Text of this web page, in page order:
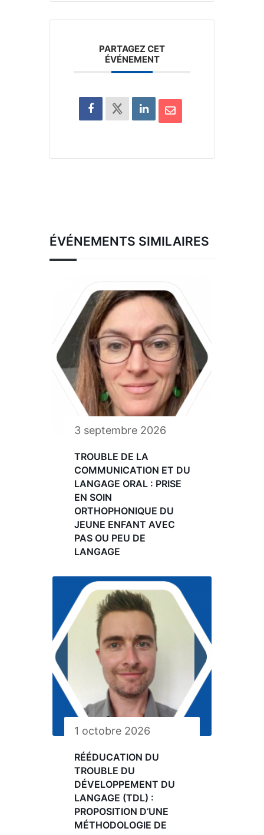
PARTAGEZ CET
ÉVÉNEMENT
ÉVÉNEMENTS SIMILAIRES
3 septembre 2026
TROUBLE DE LA
COMMUNICATION ET DU
LANGAGE ORAL : PRISE
EN SOIN
ORTHOPHONIQUE DU
JEUNE ENFANT AVEC
PAS OU PEU DE
LANGAGE
1 octobre 2026
RÉÉDUCATION DU
TROUBLE DU
DÉVELOPPEMENT DU
LANGAGE (TDL) :
PROPOSITION D’UNE
MÉTHODOLOGIE DE